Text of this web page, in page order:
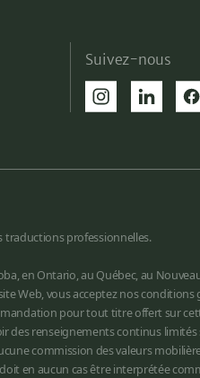
Suivez-nous
traductions professionnelles.
en Ontario, au Québec, au
Web, vous acceptez nos
pour tout titre offert sur
renseignements continus limités
commission des valeurs
en aucun cas être interprétée